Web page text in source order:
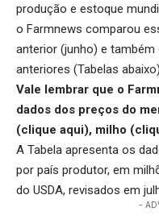
produção e estoque
o Farmnews comparou
anterior (junho) e
anteriores (Tabelas
Vale lembrar que o
dados dos preços do
(clique aqui), milho (
A Tabela apresenta os
por país produtor, em
do USDA, revisados em
-